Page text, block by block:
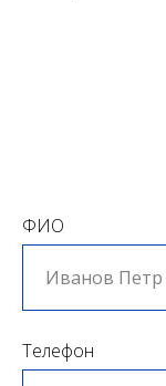
ФИО
Телефон